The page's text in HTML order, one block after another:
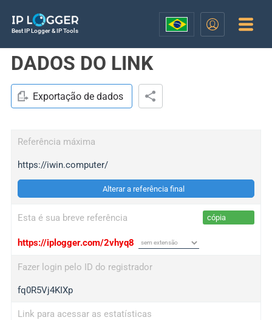
Best IP Logger & IP Tools
DADOS DO LINK
Exportação de dados
Referência máxima
https://iwin.computer/
Alterar a referência final
Esta é sua breve referência cópia
https://iplogger.com/2vhyq8
Fazer login pelo ID do registrador
fq0R5Vj4KIXp
Link para acessar as estatísticas